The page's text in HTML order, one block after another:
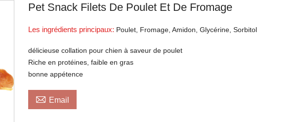
Pet Snack Filets De Poulet Et De Fromage
Les ingrédients principaux: Poulet, Fromage, Amidon, Glycérine, Sorbitol
délicieuse collation pour chien à saveur de poulet
Riche en protéines, faible en gras
bonne appétence
 Email